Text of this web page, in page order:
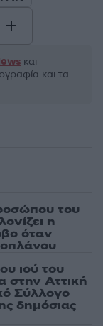
και
και τα
του
η
όταν
ιού του
στην Αττική
Σύλλογο
δημόσιας